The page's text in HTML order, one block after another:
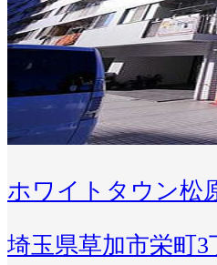
ホワイトタウン松
埼玉県草加市栄町3